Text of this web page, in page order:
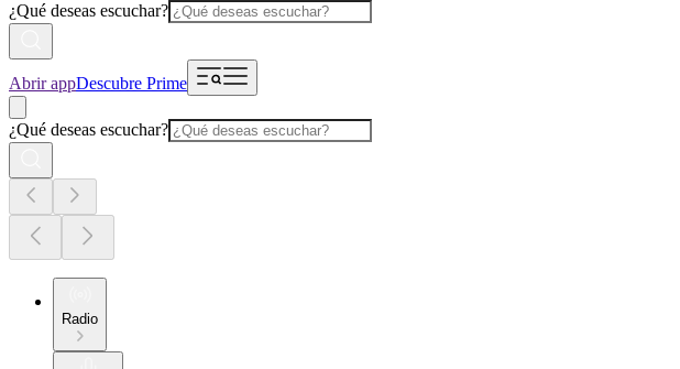
¿Qué deseas escuchar?
Abrir appDescubre Prime
¿Qué deseas escuchar?
Radio